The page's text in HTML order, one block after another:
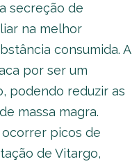
secreção de
na melhor
consumida. A
por ser um
podendo reduzir as
massa magra.
picos de
de Vitargo,